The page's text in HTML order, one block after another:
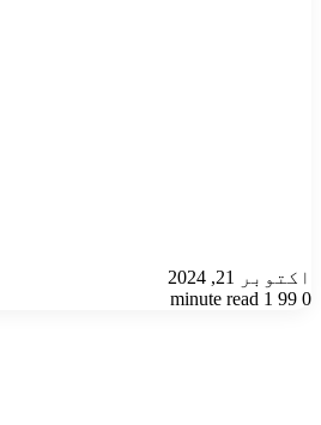
اکتوبر 21, 2024
0
1 minute read